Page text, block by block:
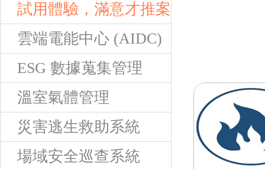
試用體驗，滿意才推案
雲端電能中心 (AIDC)
ESG 數據蒐集管理
溫室氣體管理
災害逃生救助系統
場域安全巡查系統